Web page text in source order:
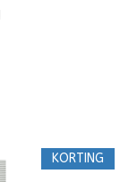
KORTING